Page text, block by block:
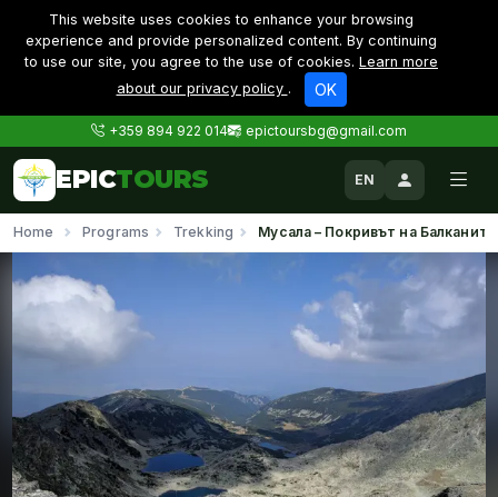
This website uses cookies to enhance your browsing
experience and provide personalized content. By continuing
to use our site, you agree to the use of cookies. Learn more
about our privacy policy . OK
+359 894 922 014 epictoursbg@gmail.com
EPICTOURS EN
Home Programs Trekking Мусала – Покривът на Балканите